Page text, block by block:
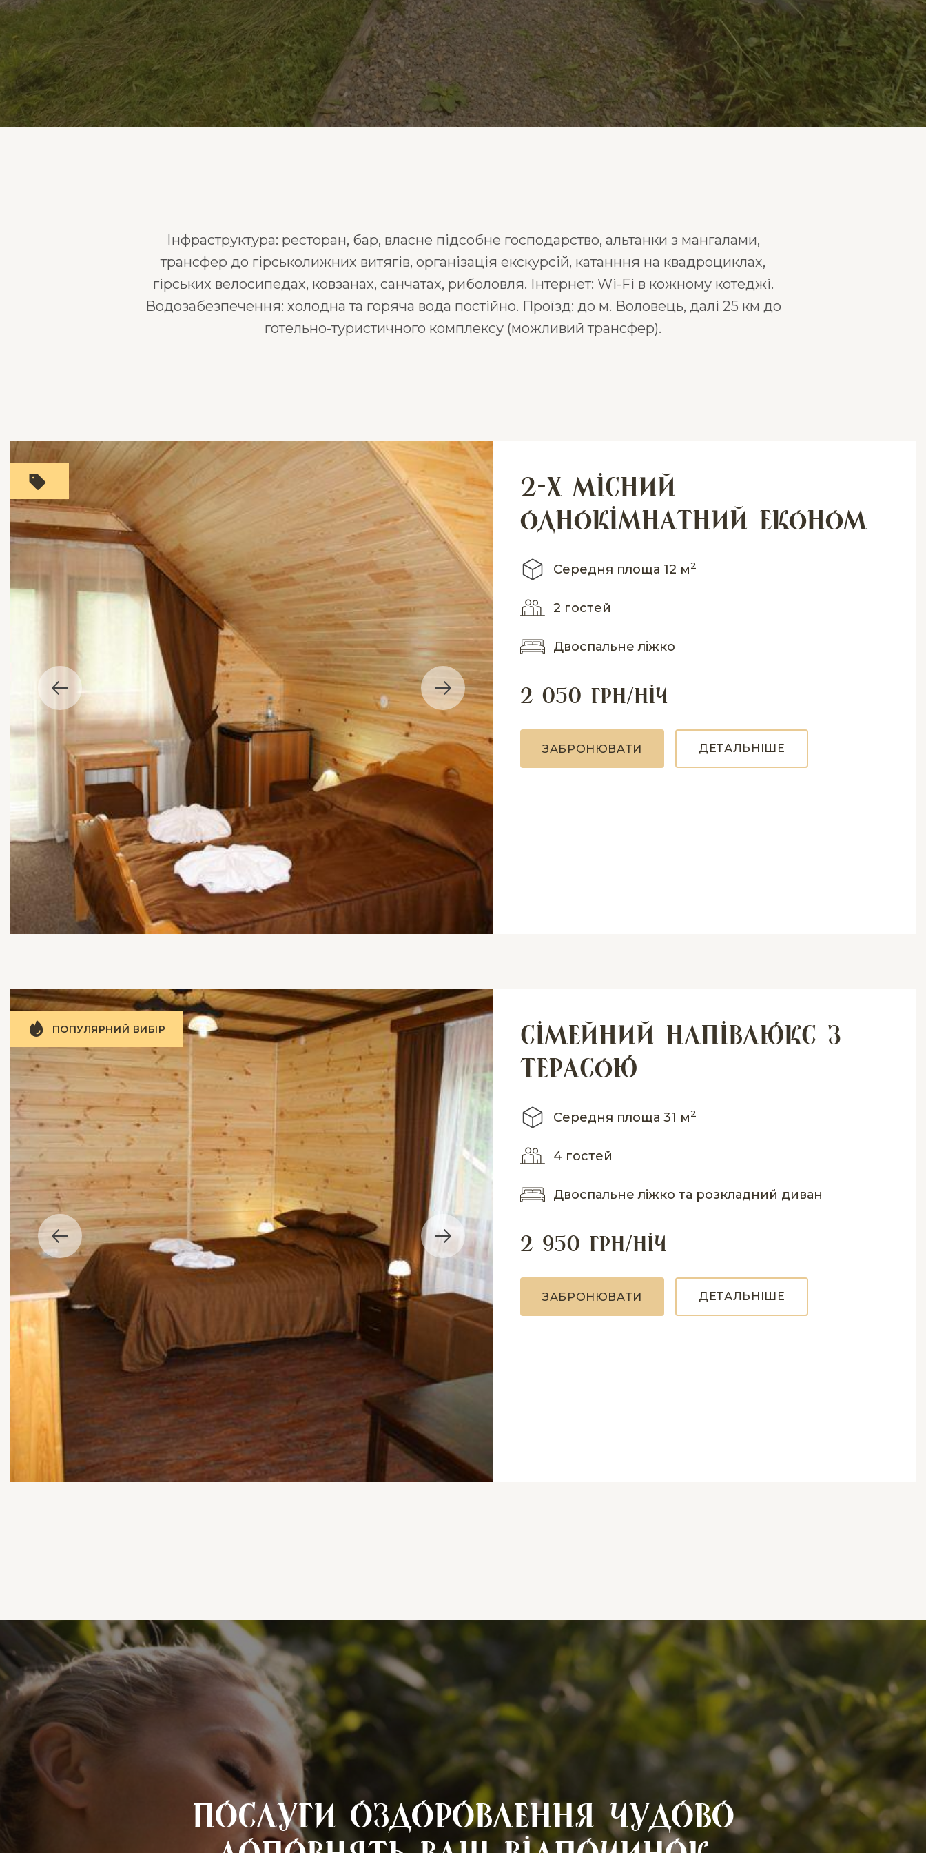
Інфраструктура: ресторан, бар, власне підсобне господарство, альтанки з мангалами,
трансфер до гірськолижних витягів, організація екскурсій, катанння на квадроциклах,
гірських велосипедах, ковзанах, санчатах, риболовля. Інтернет: Wi-Fi в кожному котеджі.
Водозабезпечення: холодна та горяча вода постійно. Проїзд: до м. Воловець, далі 25 км до
готельно-туристичного комплексу (можливий трансфер).
2-х місний
однокімнатний економ
Середня площа 12 м2
2 гостей
Двоспальне ліжко
2 050 грн/ніч
ЗАБ РОН ЮВАТИ Д ЕТАЛ Ь Н ІШ Е
ПОПУЛЯРНИЙ ВИБІР
Cімейний напівлюкс з
терасою
Середня площа 31 м2
4 гостей
Двоспальне ліжко та розкладний диван
2 950 грн/ніч
ЗАБ РОН ЮВАТИ Д ЕТАЛ Ь Н ІШ Е
Послуги оздоровлення чудово